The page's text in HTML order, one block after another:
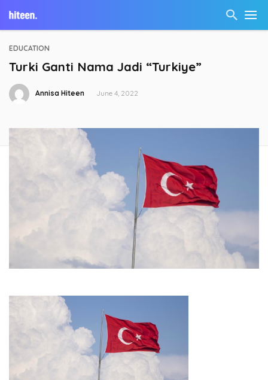
EDUCATION
Turki Ganti Nama Jadi “Turkiye”
Annisa Hiteen June 4, 2022